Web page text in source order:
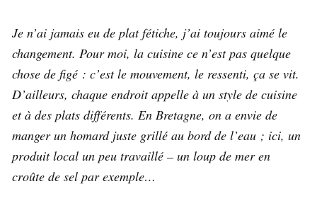
Je n’ai jamais eu de plat fétiche, j’ai toujours aimé le
changement. Pour moi, la cuisine ce n’est pas quelque
chose de figé : c’est le mouvement, le ressenti, ça se vit.
D’ailleurs, chaque endroit appelle à un style de cuisine
et à des plats différents. En Bretagne, on a envie de
manger un homard juste grillé au bord de l’eau ; ici, un
produit local un peu travaillé – un loup de mer en
croûte de sel par exemple…